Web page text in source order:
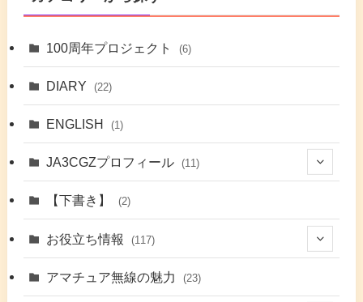
100周年プロジェクト (6)
DIARY (22)
ENGLISH (1)
JA3CGZプロフィール (11)
(7)
【下書き】 (2)
お役立ち情報 (117)
(48)
アマチュア無線の魅力 (23)